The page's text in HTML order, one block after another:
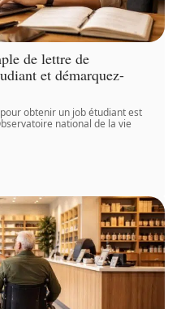
de lettre de
et démarquez-
obtenir un job étudiant est
national de la vie